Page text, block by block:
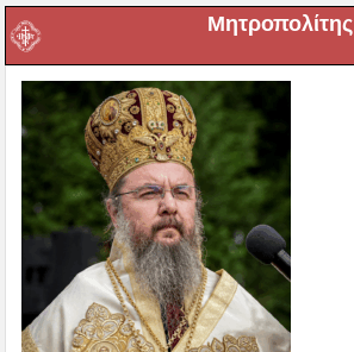
Μητροπολίτης